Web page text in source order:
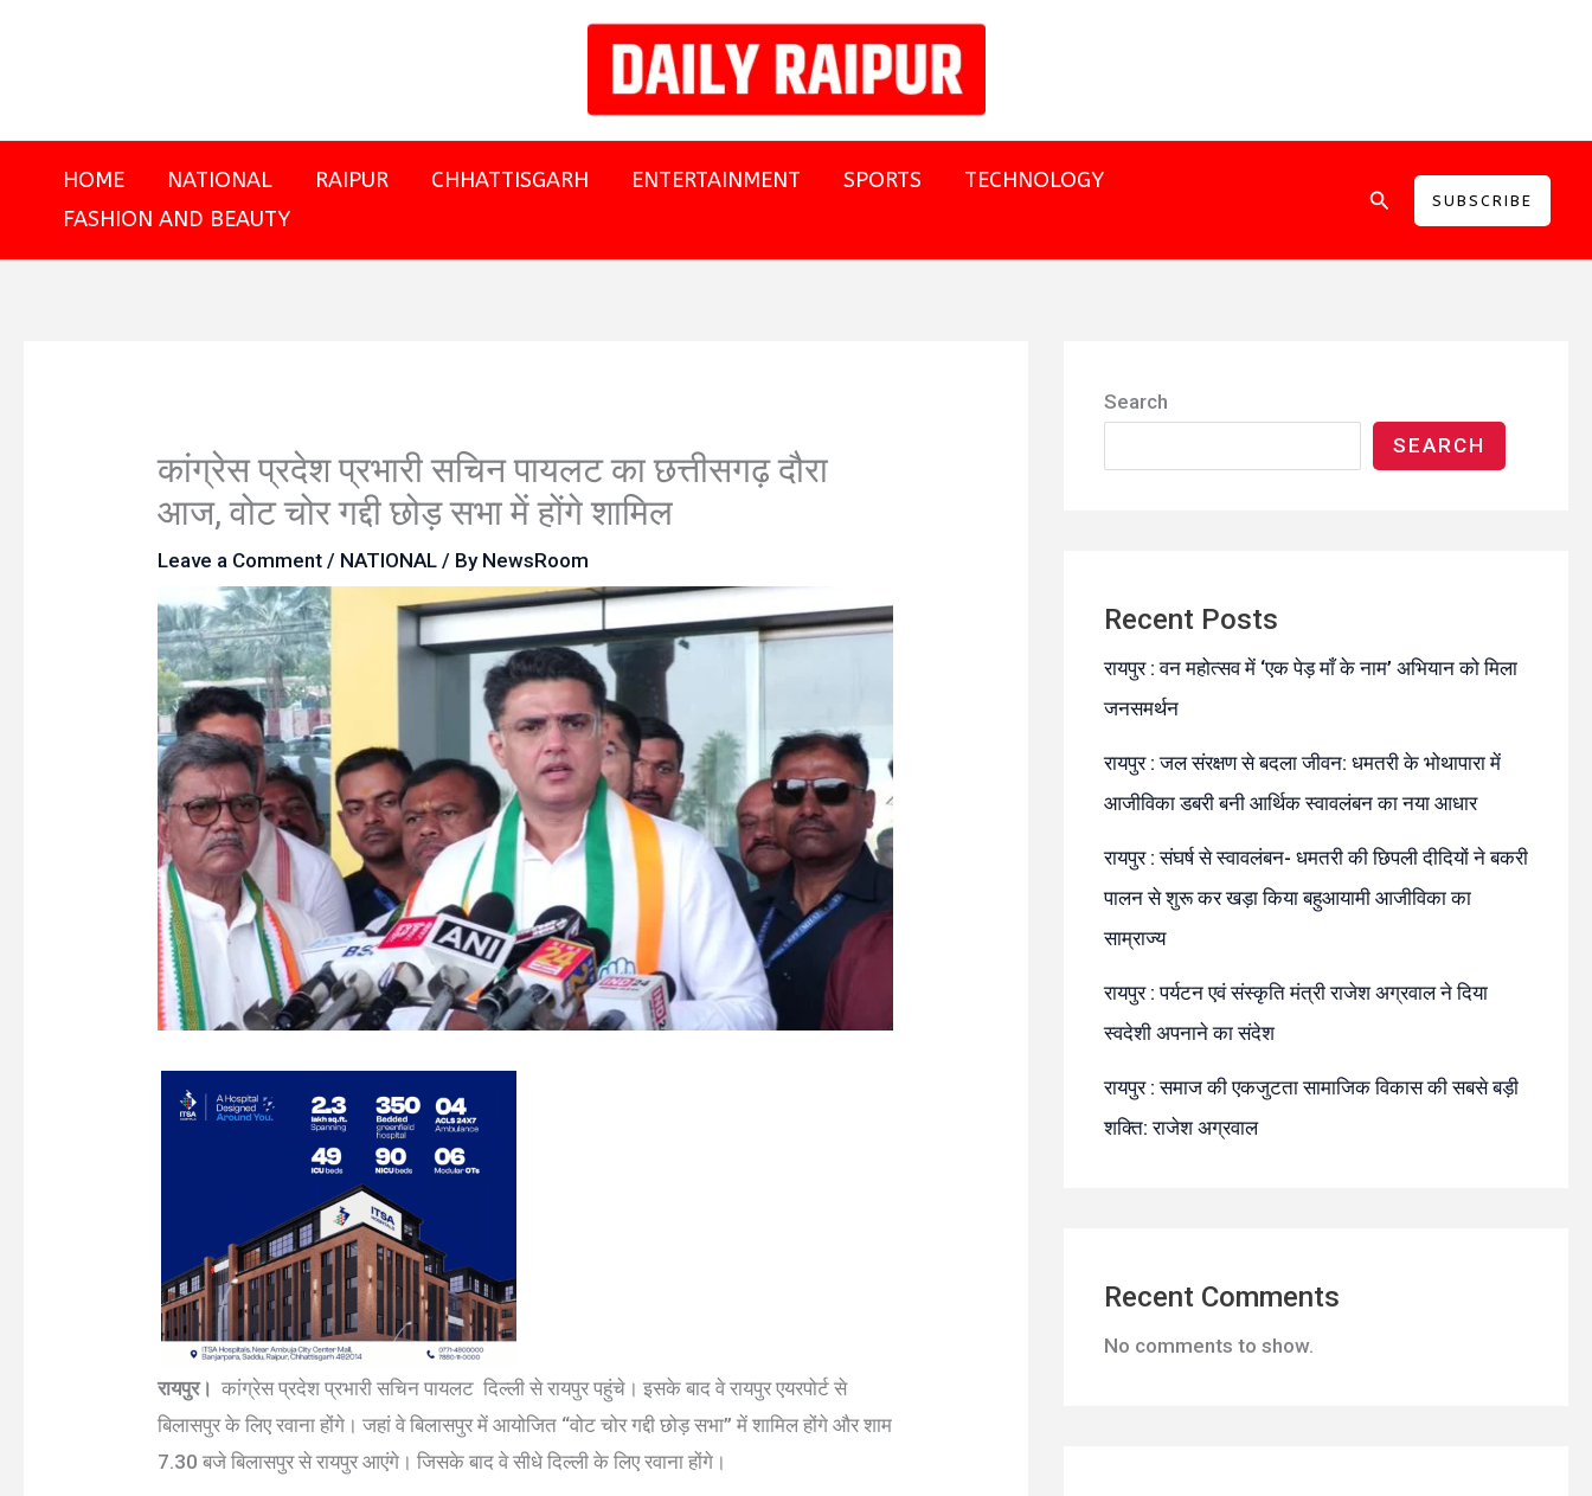
HOME NATIONAL RAIPUR CHHATTISGARH ENTERTAINMENT SPORTS
TECHNOLOGY
FASHION AND BEAUTY
SearchSUBSCRIBE
कांग्रेस प्रदेश प्रभारी सचिन पायलट का छत्तीसगढ़ दौरा
आज, वोट चोर गद्दी छोड़ सभा में होंगे शामिल
Leave a Comment / NATIONAL / By NewsRoom
रायपुर।कांग्रेस प्रदेश प्रभारी सचिन पायलट दिल्ली से रायपुर पहुंचे। इसके बाद वे रायपुर एयरपोर्ट से
बिलासपुर के लिए रवाना होंगे। जहां वे बिलासपुर में आयोजित “वोट चोर गद्दी छोड़ सभा” में शामिल होंगे और शाम
7.30 बजे बिलासपुर से रायपुर आएंगे। जिसके बाद वे सीधे दिल्ली के लिए रवाना होंगे।
Search
SEARCH
Recent Posts
रायपुर : वन महोत्सव में ‘एक पेड़ माँ के नाम’ अभियान को मिला
जनसमर्थन
रायपुर : जल संरक्षण से बदला जीवन: धमतरी के भोथापारा में
आजीविका डबरी बनी आर्थिक स्वावलंबन का नया आधार
रायपुर : संघर्ष से स्वावलंबन- धमतरी की छिपली दीदियों ने बकरी
पालन से शुरू कर खड़ा किया बहुआयामी आजीविका का
साम्राज्य
रायपुर : पर्यटन एवं संस्कृति मंत्री राजेश अग्रवाल ने दिया
स्वदेशी अपनाने का संदेश
रायपुर : समाज की एकजुटता सामाजिक विकास की सबसे बड़ी
शक्ति: राजेश अग्रवाल
Recent Comments
No comments to show.